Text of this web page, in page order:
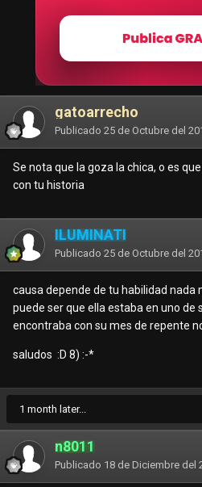
gatoarrecho
Publicado 25 de Octubre del
Se nota que la goza la chica, o es
con tu historia
ILUMINATI
Publicado 25 de Octubre del
causa depende de tu habilidad nada
puede ser que ella estaba en uno de
encontraba con su mes de repente
saludos :D 8) :-*
1 month later...
n8011
Publicado 18 de Diciembre del